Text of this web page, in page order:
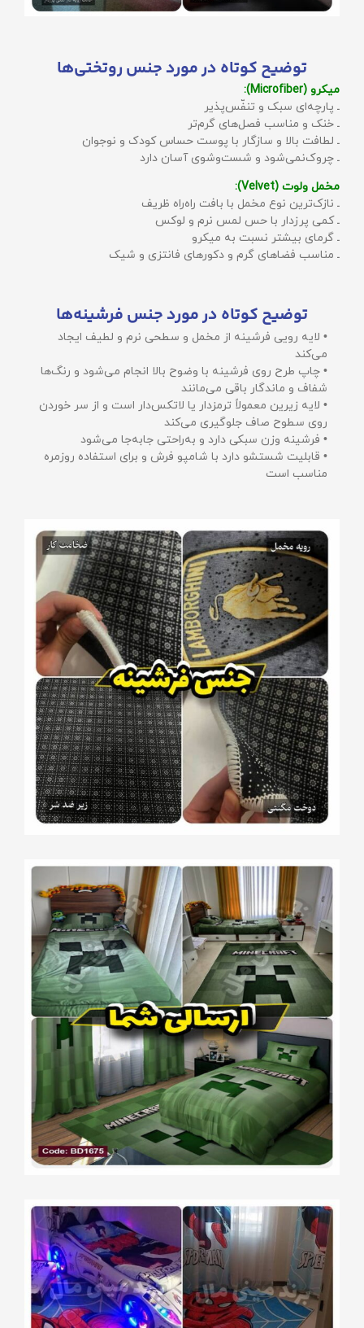
توضیح کوتاه در مورد جنس روتختی‌ها
میکرو (Microfiber):
ـ پارچه‌ای سبک و تنفّس‌پذیر
ـ خنک و مناسب فصل‌های گرم‌تر
ـ لطافت بالا و سازگار با پوست حساس کودک و نوجوان
ـ چروک‌نمی‌شود و شست‌وشوی آسان دارد
مخمل ولوت (Velvet):
ـ نازک‌ترین نوع مخمل با بافت راه‌راه ظریف
ـ کمی پرزدار با حس لمس نرم و لوکس
ـ گرمای بیشتر نسبت به میکرو
ـ مناسب فضاهای گرم و دکورهای فانتزی و شیک
توضیح کوتاه در مورد جنس فرشینه‌ها
• لایه رویی فرشینه از مخمل و سطحی نرم و لطیف ایجاد
می‌کند
• چاپ طرح روی فرشینه با وضوح بالا انجام می‌شود و رنگ‌ها
شفاف و ماندگار باقی می‌مانند
• لایه زیرین معمولاً ترمزدار یا لاتکس‌دار است و از سر خوردن
روی سطوح صاف جلوگیری می‌کند
• فرشینه وزن سبکی دارد و به‌راحتی جابه‌جا می‌شود
• قابلیت شستشو دارد با شامپو فرش و برای استفاده روزمره
مناسب است